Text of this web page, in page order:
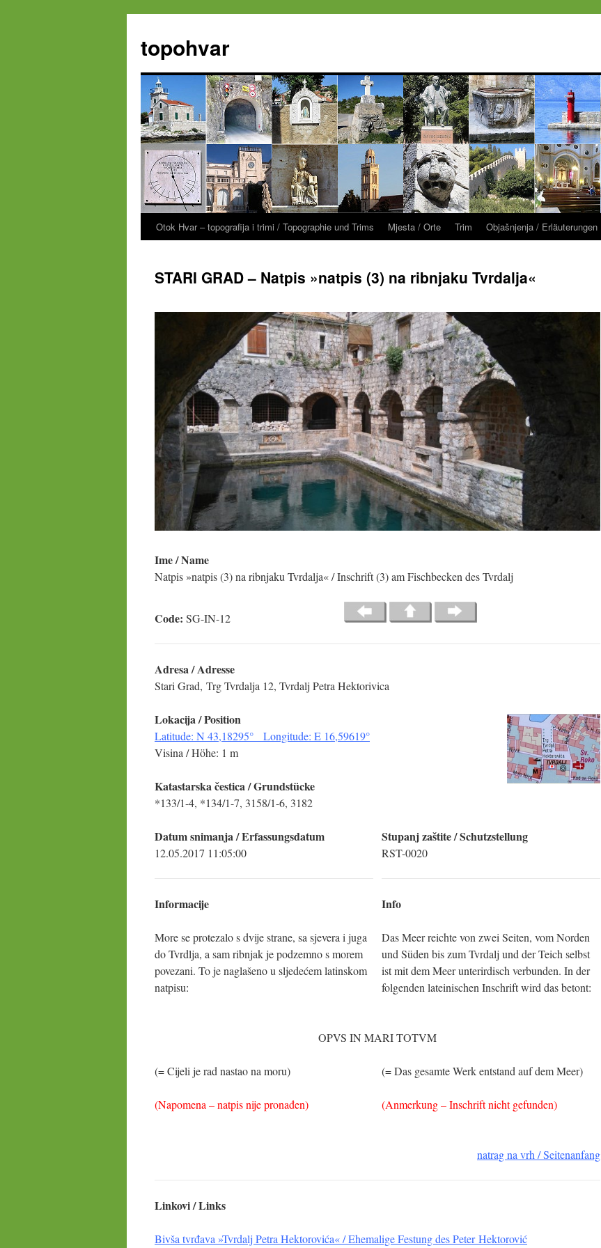
springen
topohvar
Otok Hvar – topografija i trimi / Topographie und Trims Mjesta / Orte Trim Objašnjenja / Erläuterungen
STARI GRAD – Natpis »natpis (3) na ribnjaku Tvrdalja«
Ime / Name
Natpis »natpis (3) na ribnjaku Tvrdalja« / Inschrift (3) am Fischbecken des Tvrdalj
Code: SG-IN-12
Adresa / Adresse
Stari Grad, Trg Tvrdalja 12, Tvrdalj Petra Hektorivica
Lokacija / Position
Latitude: N 43,18295° Longitude: E 16,59619°
Visina / Höhe: 1 m
Katastarska čestica / Grundstücke
*133/1-4, *134/1-7, 3158/1-6, 3182
Datum snimanja / Erfassungsdatum
12.05.2017 11:05:00
Informacije
More se protezalo s dvije strane, sa sjevera i juga
do Tvrdlja, a sam ribnjak je podzemno s morem
povezani. To je naglašeno u sljedećem latinskom
natpisu:
Stupanj zaštite / Schutzstellung
RST-0020
Info
Das Meer reichte von zwei Seiten, vom Norden
und Süden bis zum Tvrdalj und der Teich selbst
ist mit dem Meer unterirdisch verbunden. In der
folgenden lateinischen Inschrift wird das betont:
OPVS IN MARI TOTVM
(= Cijeli je rad nastao na moru)
(Napomena – natpis nije pronađen)
(= Das gesamte Werk entstand auf dem Meer)
(Anmerkung – Inschrift nicht gefunden)
natrag na vrh / Seitenanfang
Linkovi / Links
Bivša tvrđava »Tvrdalj Petra Hektorovića« / Ehemalige Festung des Peter Hektorović